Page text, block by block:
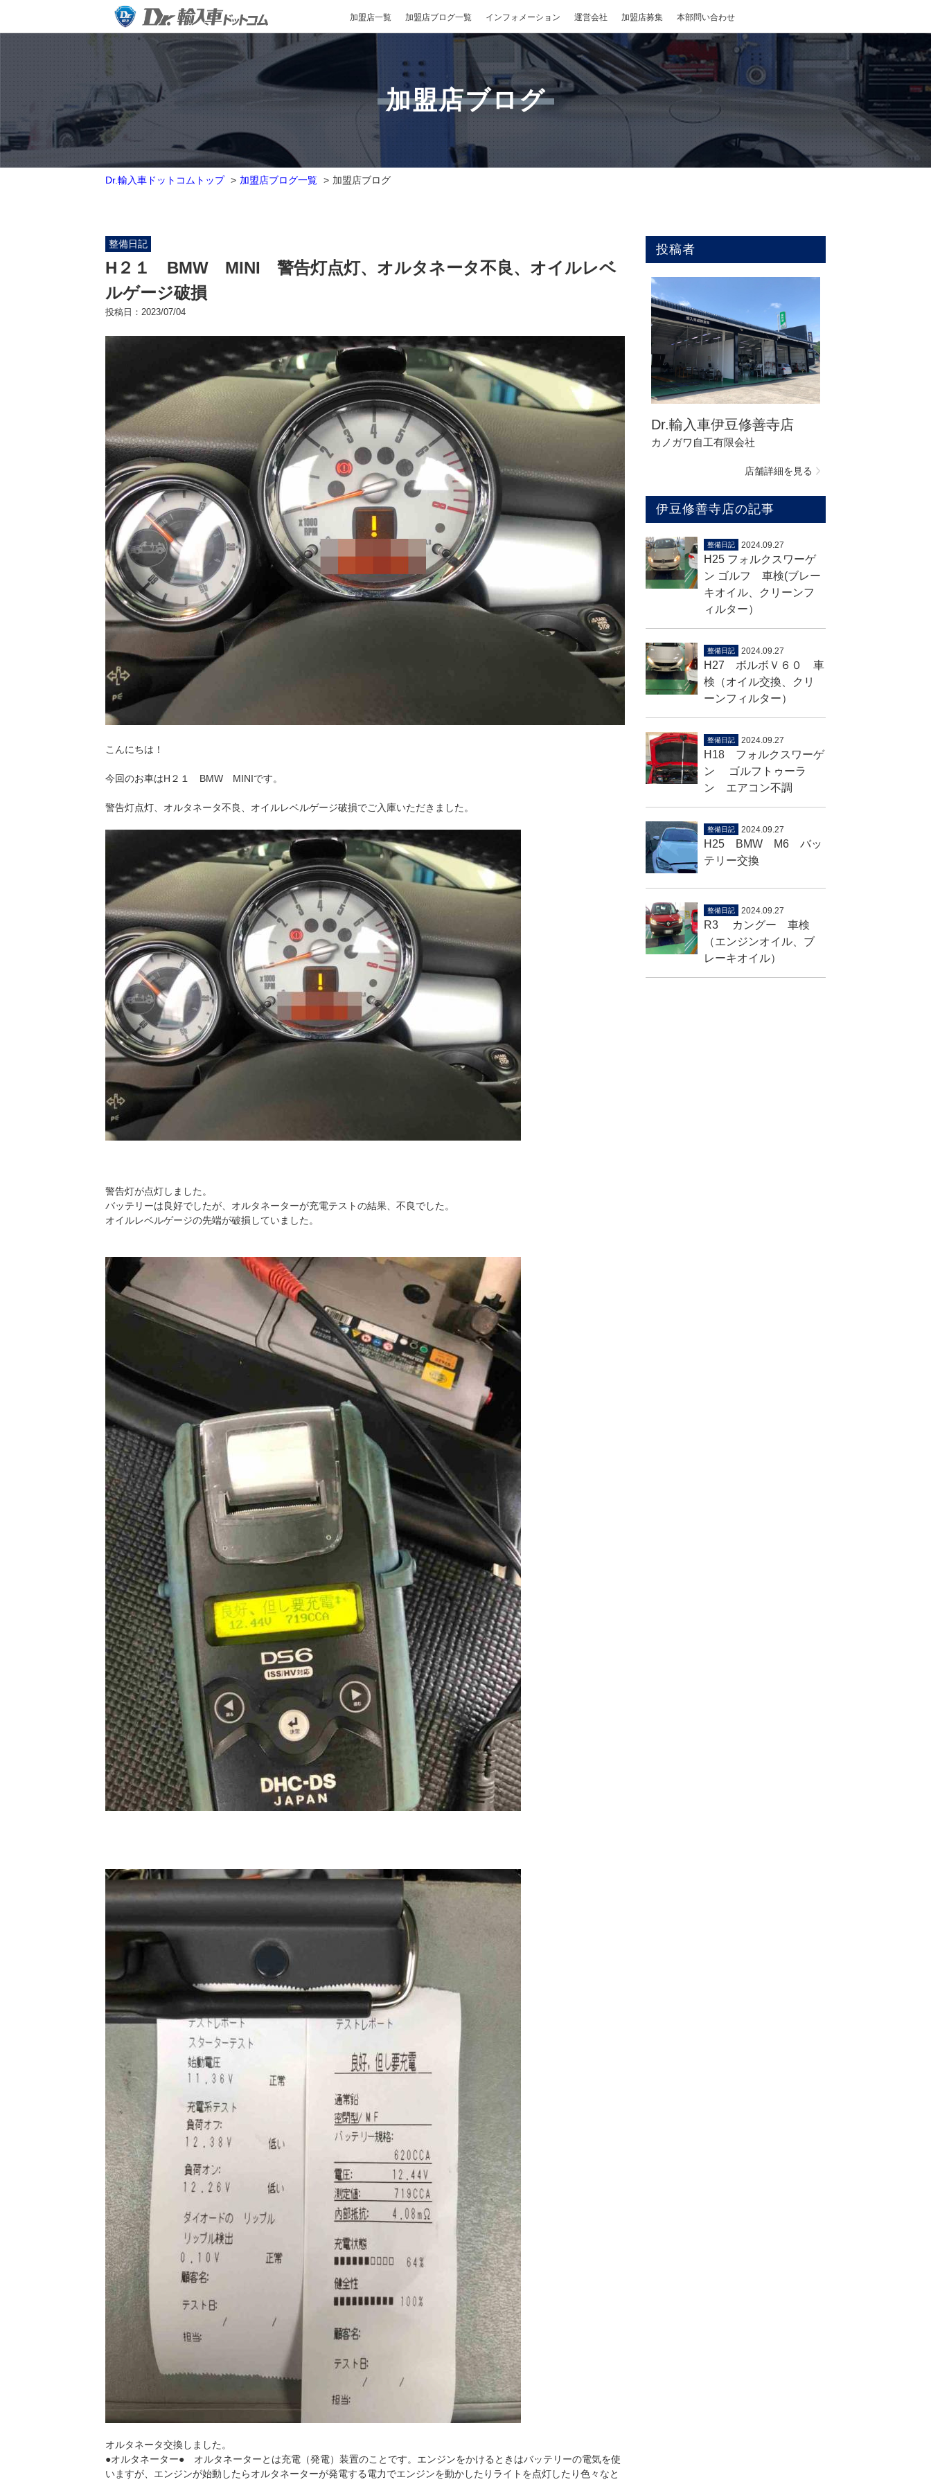
加盟店一覧 加盟店ブログ一覧 インフォメーション 運営会社 加盟店募集 本部問い合わせ
加盟店ブログ
Dr.輸入車ドットコムトップ 加盟店ブログ一覧 加盟店ブログ
整備日記
H２１ BMW MINI 警告灯点灯、オルタネータ不良、オイルレベ
ルゲージ破損
投稿日： 2023/07/04
こんにちは！
今回のお車はH２１ BMW MINIです。
警告灯点灯、オルタネータ不良、オイルレベルゲージ破損でご入庫いただきました。
警告灯が点灯しました。
バッテリーは良好でしたが、オルタネーターが充電テストの結果、不良でした。
オイルレベルゲージの先端が破損していました。
オルタネータ交換しました。
●オルタネーター● オルタネーターとは充電（発電）装置のことです。エンジンをかけるときはバッテリーの電気を使
いますが、エンジンが始動したらオルタネーターが発電する電力でエンジンを動かしたりライトを点灯したり色々なと
投稿者
Dr.輸入車伊豆修善寺店
カノガワ自工有限会社
店舗詳細を見る
伊豆修善寺店の記事
整備日記 2024.09.27
H25 フォルクスワーゲ
ン ゴルフ 車検(ブレー
キオイル、クリーンフ
ィルター）
整備日記 2024.09.27
H27 ボルボＶ６０ 車
検（オイル交換、クリ
ーンフィルター）
整備日記 2024.09.27
H18 フォルクスワーゲ
ン ゴルフトゥーラ
ン エアコン不調
整備日記 2024.09.27
H25 BMW M6 バッ
テリー交換
整備日記 2024.09.27
R3 カングー 車検
（エンジンオイル、ブ
レーキオイル）